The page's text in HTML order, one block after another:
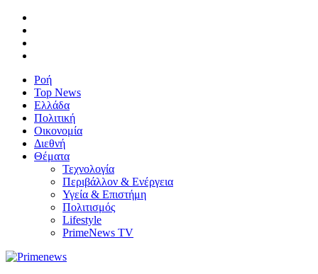
Ροή
Top News
Ελλάδα
Πολιτική
Οικονομία
Διεθνή
Θέματα
Τεχνολογία
Περιβάλλον & Ενέργεια
Υγεία & Επιστήμη
Πολιτισμός
Lifestyle
PrimeNews TV